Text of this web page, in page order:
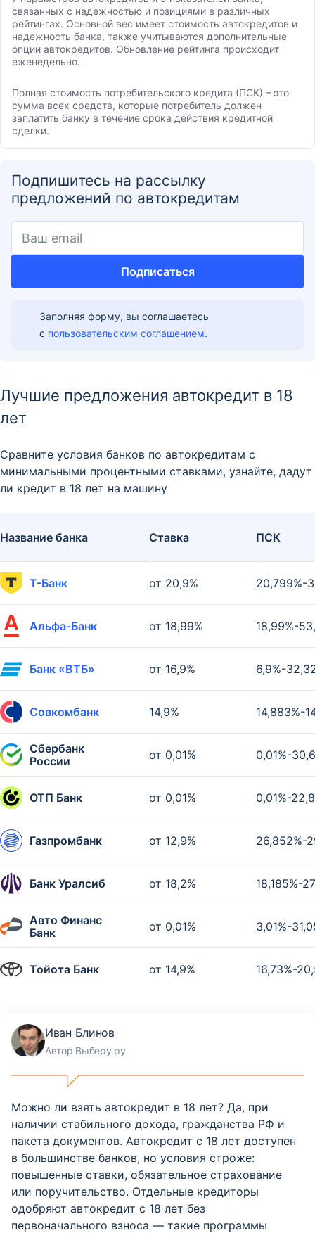
связанных с надежностью и позициями в различных
рейтингах. Основной вес имеет стоимость автокредитов и
надежность банка, также учитываются дополнительные
опции автокредитов. Обновление рейтинга происходит
еженедельно.
Полная стоимость потребительского кредита (ПСК) – это
сумма всех средств, которые потребитель должен
заплатить банку в течение срока действия кредитной
сделки.
Подпишитесь на рассылку
предложений по автокредитам
Подписаться
Заполняя форму, вы соглашаетесь
с пользовательским соглашением.
Лучшие предложения автокредит в 18
лет
Сравните условия банков по автокредитам с
минимальными процентными ставками, узнайте, дадут
ли кредит в 18 лет на машину
Название банка Ставка ПСК
Т-Банк от 20,9% 20,799%-
Альфа-Банк от 18,99% 18,99%-
Банк «ВТБ» от 16,9% 6,9%-
Совкомбанк 14,9% 14,883%-
Сбербанк
России
от 0,01% 0,01%-
ОТП Банк от 0,01% 0,01%-
Газпромбанк от 12,9% 26,852%-
Банк Уралсиб от 18,2% 18,185%-
Авто Финанс
Банк
от 0,01% 3,01%-
Тойота Банк от 14,9% 16,73%-
Иван Блинов
Автор Выберу.ру
Можно ли взять автокредит в 18 лет? Да, при
наличии стабильного дохода, гражданства РФ и
пакета документов. Автокредит с 18 лет доступен
в большинстве банков, но условия строже:
повышенные ставки, обязательное страхование
или поручительство. Отдельные кредиторы
одобряют автокредит с 18 лет без
первоначального взноса — такие программы